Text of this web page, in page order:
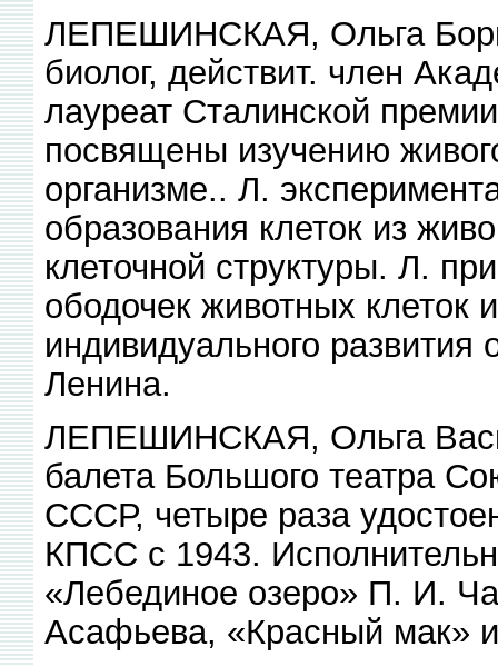
ЛЕПЕШИНСКАЯ, Ольга
биолог, действит. член
лауреат Сталинской
посвящены изучению
организме.. Л.
образования клеток из
клеточной структуры. Л.
ободочек животных клеток
индивидуального
Ленина.
ЛЕПЕШИНСКАЯ, Ольга
балета Большого театра
СССР, четыре раза
КПСС с 1943.
«Лебединое озеро» П. И.
Асафьева, «Красный мак»